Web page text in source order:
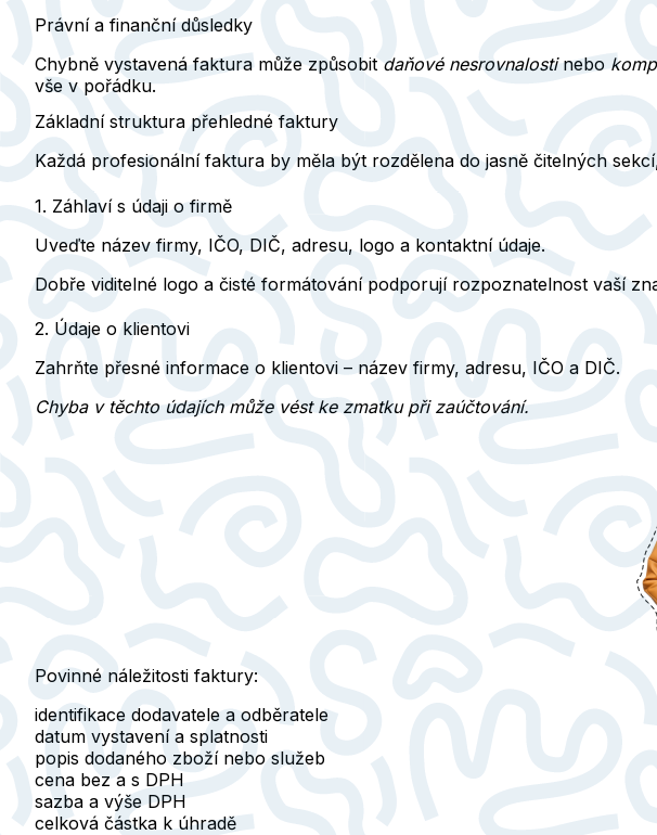
Právní a finanční důsledky
Chybně vystavená faktura může způsobit daňové nesrovnalostinebo
vše v pořádku.
Základní struktura přehledné faktury
Každá profesionální faktura by měla být rozdělena do jasně čitelných sekcí
1. Záhlaví s údaji o firmě
Uveďte název firmy, IČO, DIČ, adresu, logo a kontaktní údaje.
Dobře viditelné logo a čisté formátování podporují rozpoznatelnost vaší
2. Údaje o klientovi
Zahrňte přesné informace o klientovi – název firmy, adresu, IČO a DIČ.
Chyba v těchto údajích může vést ke zmatku při zaúčtování.
Povinné náležitosti faktury:
identifikace dodavatele a odběratele
datum vystavení a splatnosti
popis dodaného zboží nebo služeb
cena bez a s DPH
sazba a výše DPH
celková částka k úhradě